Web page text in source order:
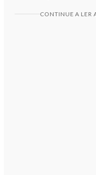
CONTINUE A LER